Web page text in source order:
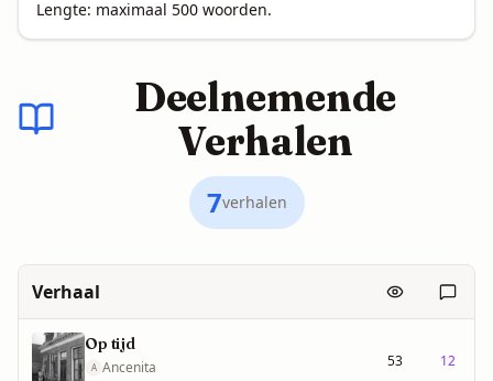
Deelnemende
Verhalen
7verhalen
Verhaal Bekeken
Op tijd
A Ancenita 53 12